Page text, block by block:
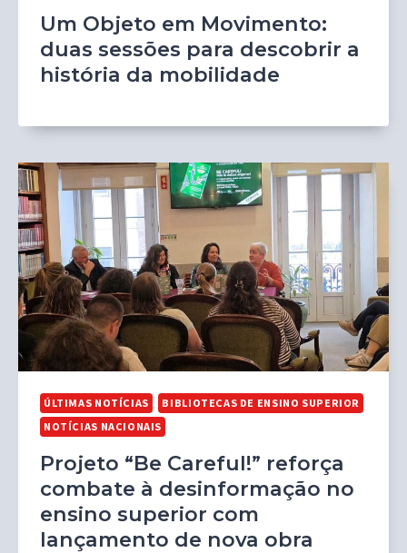
Um Objeto em Movimento:
duas sessões para descobrir a
história da mobilidade
ÚLTIMAS NOTÍCIAS
BIBLIOTECAS DE ENSINO SUPERIOR
NOTÍCIAS NACIONAIS
Projeto “Be Careful!” reforça
combate à desinformação no
ensino superior com
lançamento de nova obra